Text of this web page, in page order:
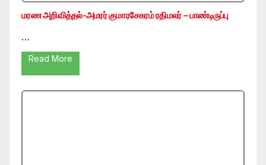
மரண அறிவித்தல்-அமரர் குமாரசேகரம் ரதிமலர் – பாண்டிருப்பு
…
Read More